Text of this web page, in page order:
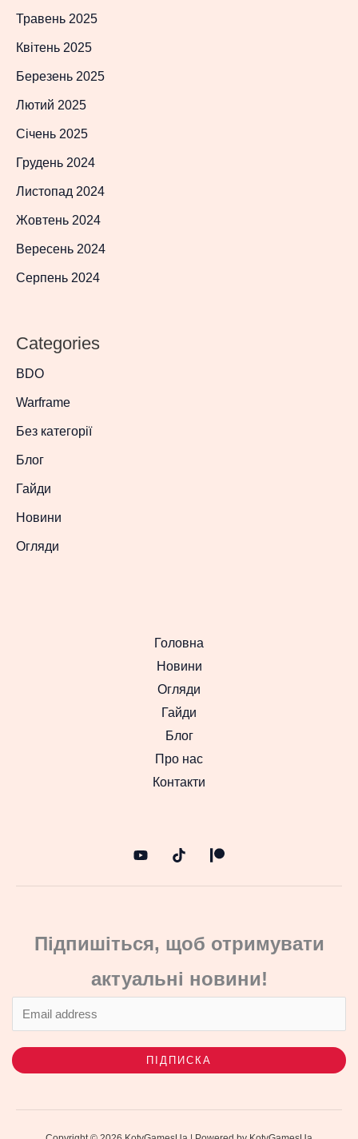
Травень 2025
Квітень 2025
Березень 2025
Лютий 2025
Січень 2025
Грудень 2024
Листопад 2024
Жовтень 2024
Вересень 2024
Серпень 2024
Categories
BDO
Warframe
Без категорії
Блог
Гайди
Новини
Огляди
Головна
Новини
Огляди
Гайди
Блог
Про нас
Контакти
Підпишіться, щоб отримувати
актуальні новини!
ПІДПИСКА